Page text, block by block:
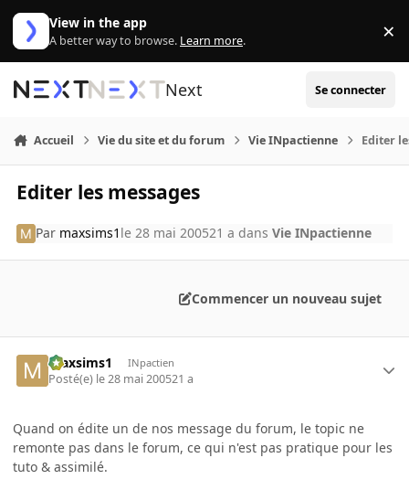
Aller au contenu
View in the app
A better way to browse. Learn more. ×
Next Se connecter
Accueil Vie du site et du forum Vie INpactienne Editer
Editer les messages
Par maxsims1 le 28 mai 200521 a dansVie INpactienne
Commencer un nouveau sujet
maxsims1 INpactien
Posté(e) le 28 mai 200521 a
Quand on édite un de nos message du forum, le topic ne
remonte pas dans le forum, ce qui n'est pas pratique pour les
tuto & assimilé.